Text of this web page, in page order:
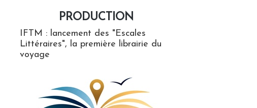
PRODUCTION
IFTM : lancement des "Escales
Littéraires", la première librairie du
voyage